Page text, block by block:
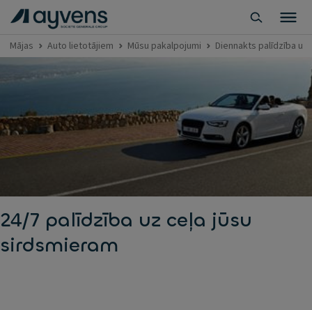
Mājas Auto lietotājiem Mūsu pakalpojumi Diennakts palīdzība uz
24/7 palīdzība uz ceļa jūsu
sirdsmieram